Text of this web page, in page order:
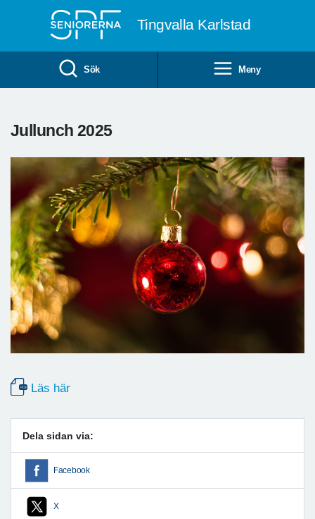
Tingvalla Karlstad
Sök Meny
Jullunch 2025
Läs här
Dela sidan via:
Facebook
X